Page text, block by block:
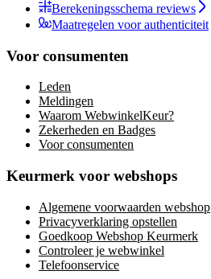
Berekeningsschema reviews
Maatregelen voor authenticiteit
Voor consumenten
Leden
Meldingen
Waarom WebwinkelKeur?
Zekerheden en Badges
Voor consumenten
Keurmerk voor webshops
Algemene voorwaarden webshop
Privacyverklaring opstellen
Goedkoop Webshop Keurmerk
Controleer je webwinkel
Telefoonservice